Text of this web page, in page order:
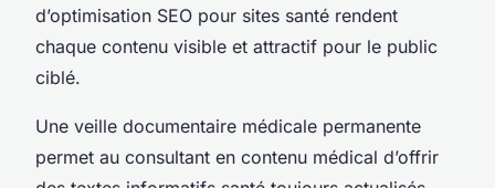
d’optimisation SEO pour sites santé rendent
chaque contenu visible et attractif pour le public
ciblé.
Une veille documentaire médicale permanente
permet au consultant en contenu médical d’offrir